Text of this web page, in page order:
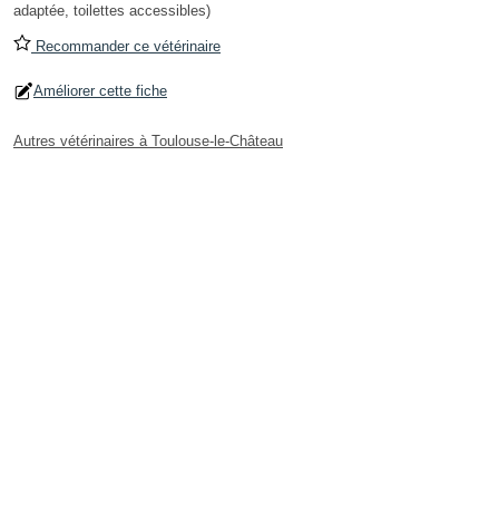
adaptée, toilettes accessibles)
Recommander ce vétérinaire
Améliorer cette fiche
Autres vétérinaires à Toulouse-le-Château